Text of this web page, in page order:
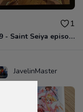
1
Tome 9 - Saint Seiya episode G
JavelinMaster